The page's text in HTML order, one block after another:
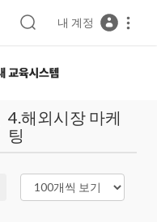
내 계정
4.해외시장 마케
팅